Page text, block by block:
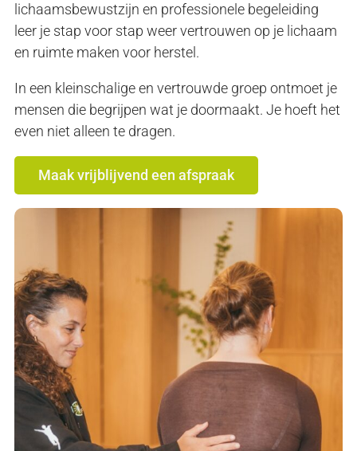
lichaamsbewustzijn en professionele begeleiding
leer je stap voor stap weer vertrouwen op je lichaam
en ruimte maken voor herstel.
In een kleinschalige en vertrouwde groep ontmoet je
mensen die begrijpen wat je doormaakt. Je hoeft het
even niet alleen te dragen.
Maak vrijblijvend een afspraak